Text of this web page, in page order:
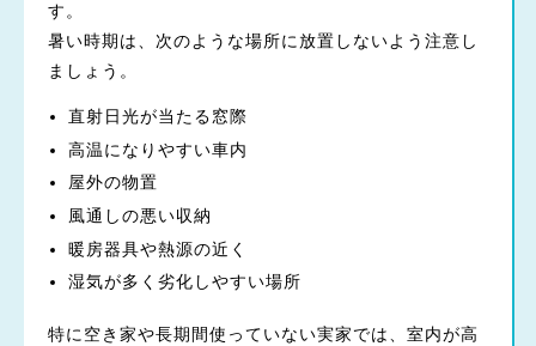
す。
暑い時期は、次のような場所に放置しないよう注意し
ましょう。
直射日光が当たる窓際
高温になりやすい車内
屋外の物置
風通しの悪い収納
暖房器具や熱源の近く
湿気が多く劣化しやすい場所
特に空き家や長期間使っていない実家では、室内が高